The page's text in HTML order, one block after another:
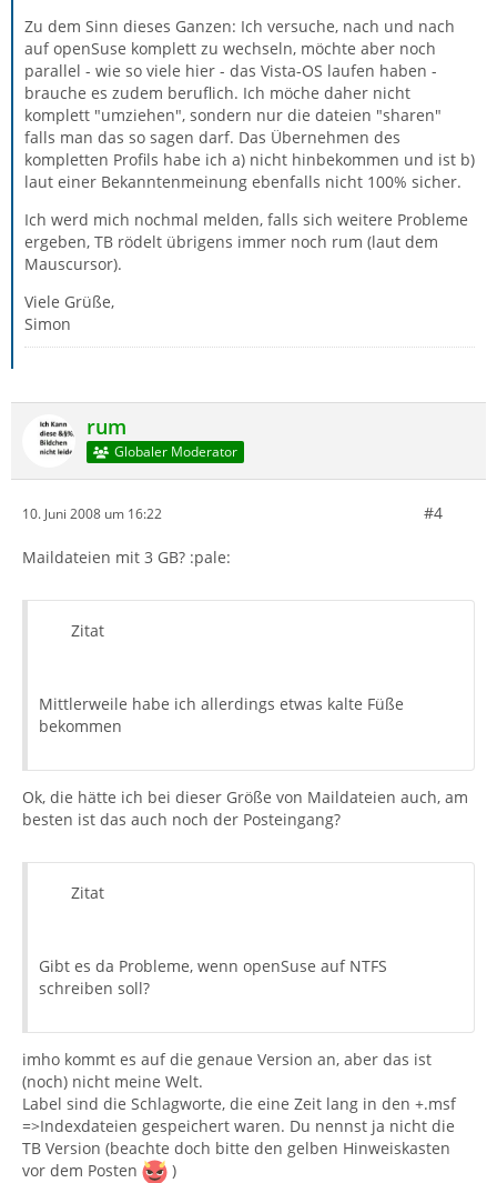
Zu dem Sinn dieses Ganzen: Ich versuche, nach und nach
auf openSuse komplett zu wechseln, möchte aber noch
parallel - wie so viele hier - das Vista-OS laufen haben -
brauche es zudem beruflich. Ich möche daher nicht
komplett "umziehen", sondern nur die dateien "sharen"
falls man das so sagen darf. Das Übernehmen des
kompletten Profils habe ich a) nicht hinbekommen und ist b)
laut einer Bekanntenmeinung ebenfalls nicht 100% sicher.
Ich werd mich nochmal melden, falls sich weitere Probleme
ergeben, TB rödelt übrigens immer noch rum (laut dem
Mauscursor).
Viele Grüße,
Simon
rum
Globaler Moderator
10. Juni 2008 um 16:22 #4
Maildateien mit 3 GB? :pale:
Zitat
Mittlerweile habe ich allerdings etwas kalte Füße
bekommen
Ok, die hätte ich bei dieser Größe von Maildateien auch, am
besten ist das auch noch der Posteingang?
Zitat
Gibt es da Probleme, wenn openSuse auf NTFS
schreiben soll?
imho kommt es auf die genaue Version an, aber das ist
(noch) nicht meine Welt.
Label sind die Schlagworte, die eine Zeit lang in den +.msf
=>Indexdateien gespeichert waren. Du nennst ja nicht die
TB Version (beachte doch bitte den gelben Hinweiskasten
vor dem Posten
)